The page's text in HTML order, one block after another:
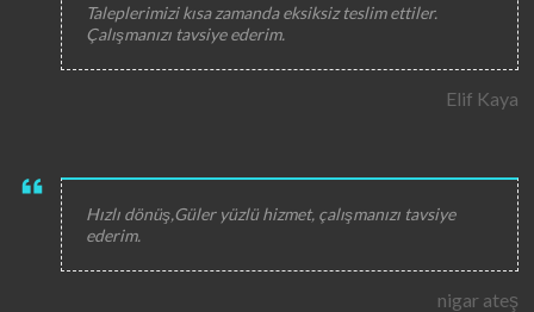
Taleplerimizi kısa zamanda eksiksiz teslim ettiler.
Çalışmanızı tavsiye ederim.
Elif Kaya
Hızlı dönüş,Güler yüzlü hizmet, çalışmanızı tavsiye
ederim.
nigar ateş